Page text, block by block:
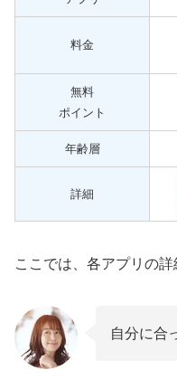
料金
無料
ポイント
年齢層
詳細
ここでは、各アプリの詳
自分に合